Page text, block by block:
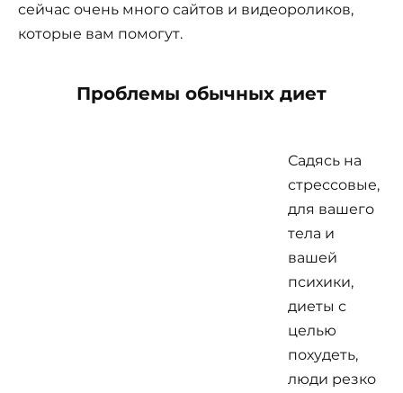
сейчас очень много сайтов и видеороликов,
которые вам помогут.
Проблемы обычных диет
Садясь на
стрессовые,
для вашего
тела и
вашей
психики,
диеты с
целью
похудеть,
люди резко